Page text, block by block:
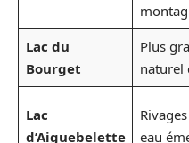
Lac du
Bourget
Plus
naturel
Lac
d’Aiguebelette
eau